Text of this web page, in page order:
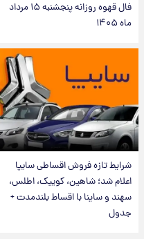
فال قهوه روزانه پنجشنبه ۱۵ مرداد
ماه ۱۴۰۵
شرایط تازه فروش اقساطی سایپا
اعلام شد؛ شاهین، کوییک، اطلس،
سهند و ساینا با اقساط بلندمدت +
جدول